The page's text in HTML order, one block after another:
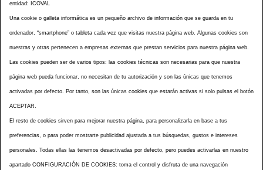
¿SABÍAS QUÉ?
CENTROS VETERINARIOS
TABLÓN ANUNCIOS
CURSOS Y EVENTOS
TÉRMINOS Y CONDICIONES
ESPECIAL COVID 19
NOTICIAS
ACCESIBILIDAD
AVISO LEGAL
POLÍTICA PRIVACIDAD
POLÍTICA DE COOKIES
NOTICIAS ICOVAL
NOTICIAS OCV
entidad: ICOVAL
Una cookie o galleta informática es un pequeño archivo de información que se guarda en tu
ordenador, “smartphone” o tableta cada vez que visitas nuestra página web. Algunas cookies son
nuestras y otras pertenecen a empresas externas que prestan servicios para nuestra página web.
Las cookies pueden ser de varios tipos: las cookies técnicas son necesarias para que nuestra
página web pueda funcionar, no necesitan de tu autorización y son las únicas que tenemos
activadas por defecto. Por tanto, son las únicas cookies que estarán activas si solo pulsas el botón
ACEPTAR.
El resto de cookies sirven para mejorar nuestra página, para personalizarla en base a tus
preferencias, o para poder mostrarte publicidad ajustada a tus búsquedas, gustos e intereses
personales. Todas ellas las tenemos desactivadas por defecto, pero puedes activarlas en nuestro
apartado CONFIGURACIÓN DE COOKIES: toma el control y disfruta de una navegación